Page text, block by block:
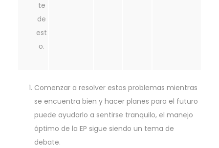
te
de
est
o.
Comenzar a resolver estos problemas mientras
se encuentra bien y hacer planes para el futuro
puede ayudarlo a sentirse tranquilo, el manejo
óptimo de la EP sigue siendo un tema de
debate.